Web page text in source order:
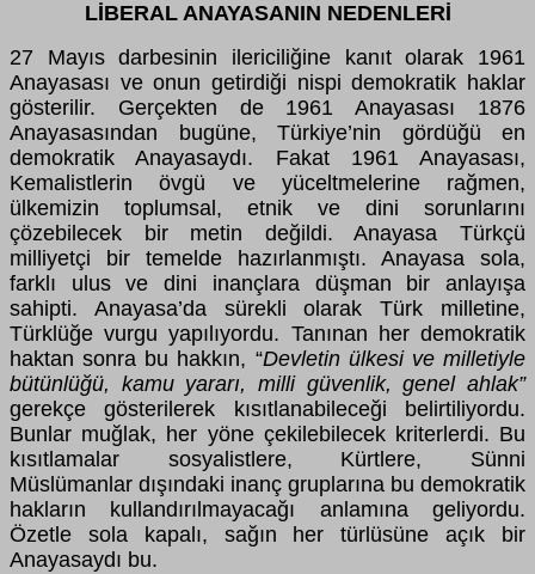
LİBERAL ANAYASANIN NEDENLERİ
27 Mayıs darbesinin ilericiliğine kanıt olarak 1961
Anayasası ve onun getirdiği nispi demokratik haklar
gösterilir. Gerçekten de 1961 Anayasası 1876
Anayasasından bugüne, Türkiye’nin gördüğü en
demokratik Anayasaydı. Fakat 1961 Anayasası,
Kemalistlerin övgü ve yüceltmelerine rağmen,
ülkemizin toplumsal, etnik ve dini sorunlarını
çözebilecek bir metin değildi. Anayasa Türkçü
milliyetçi bir temelde hazırlanmıştı. Anayasa sola,
farklı ulus ve dini inançlara düşman bir anlayışa
sahipti. Anayasa’da sürekli olarak Türk milletine,
Türklüğe vurgu yapılıyordu. Tanınan her demokratik
haktan sonra bu hakkın, “Devletin ülkesi ve milletiyle
bütünlüğü, kamu yararı, milli güvenlik, genel ahlak”
gerekçe gösterilerek kısıtlanabileceği belirtiliyordu.
Bunlar muğlak, her yöne çekilebilecek kriterlerdi. Bu
kısıtlamalar sosyalistlere, Kürtlere, Sünni
Müslümanlar dışındaki inanç gruplarına bu demokratik
hakların kullandırılmayacağı anlamına geliyordu.
Özetle sola kapalı, sağın her türlüsüne açık bir
Anayasaydı bu.